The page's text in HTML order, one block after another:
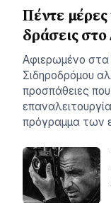
Πέντε μέρες
δράσεις
Αφιερωμένο
Σιδηροδρόμου
προσπάθειες
πρόγραμμα των